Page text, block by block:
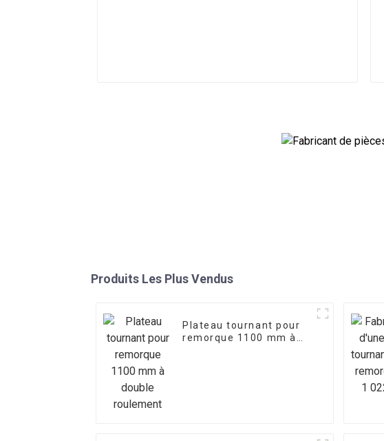
Produits Les Plus Vendus
Plateau tournant pour
remorque 1100 mm à